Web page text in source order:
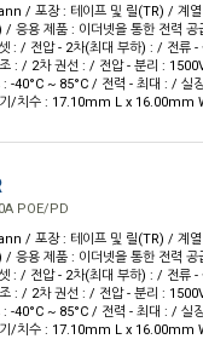
/ 포장 : 테이프 및 릴(TR) / 계
/ 응용 제품 : 이더넷을 통한 전력
: / 전압 - 2차(최대 부하) : / 전류
: / 2차 권선 : / 전압 - 분리 :
-40°C ~ 85°C / 전력 - 최대 : / 실
/치수 : 17.10mm L x 16.00mm
POE/PD
/ 포장 : 테이프 및 릴(TR) / 계
/ 응용 제품 : 이더넷을 통한 전력
: / 전압 - 2차(최대 부하) : / 전류
: / 2차 권선 : / 전압 - 분리 :
-40°C ~ 85°C / 전력 - 최대 : / 실
/치수 : 17.10mm L x 16.00mm